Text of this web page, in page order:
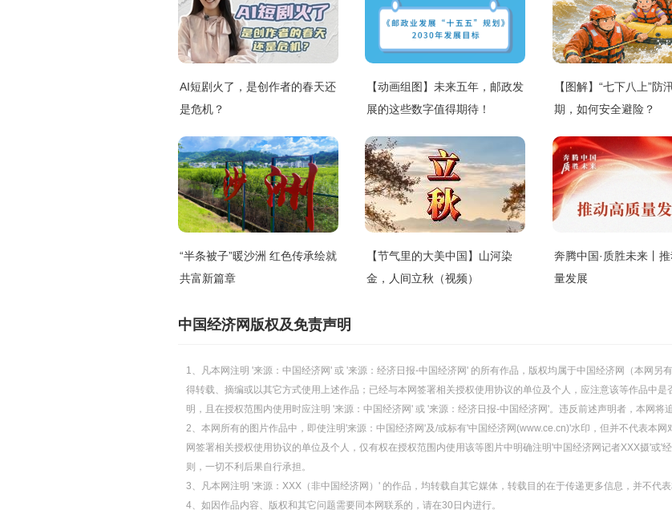
AI短剧火了，是创作者的春天还
是危机？
【动画组图】未来五年，邮政发
展的这些数字值得期待！
【图解】“七下八上”防
期，如何安全避险？
“半条被子”暖沙洲 红色传承绘就
共富新篇章
【节气里的大美中国】山河染
金，人间立秋（视频）
奔腾中国·质胜未来丨
量发展
中国经济网版权及免责声明
1、凡本网注明 '来源：中国经济网' 或 '来源：经济日报-中国经济网' 的所有作品，版权均属于中国经济网（本网另
得转载、摘编或以其它方式使用上述作品；已经与本网签署相关授权使用协议的单位及个人，应注意该等作品中
明，且在授权范围内使用时应注明 '来源：中国经济网' 或 '来源：经济日报-中国经济网'。违反前述声明者，本网将
2、本网所有的图片作品中，即使注明'来源：中国经济网'及/或标有'中国经济网(www.ce.cn)'水印，但并不代表本
网签署相关授权使用协议的单位及个人，仅有权在授权范围内使用该等图片中明确注明'中国经济网记者XXX摄'或'
则，一切不利后果自行承担。
3、凡本网注明 '来源：XXX（非中国经济网）' 的作品，均转载自其它媒体，转载目的在于传递更多信息，并不代
4、如因作品内容、版权和其它问题需要同本网联系的，请在30日内进行。